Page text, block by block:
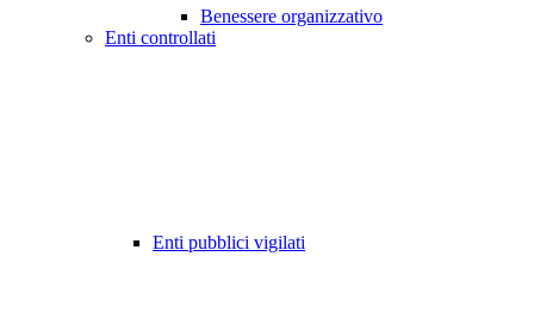
Benessere organizzativo
Enti controllati
Enti pubblici vigilati